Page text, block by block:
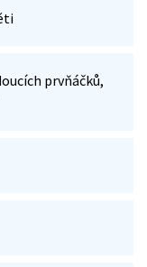
prvňáčků,